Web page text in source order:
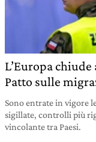
L’Europa
Patto sulle
Sono entrate in vigore
sigillate, controlli più
vincolante tra Paesi.